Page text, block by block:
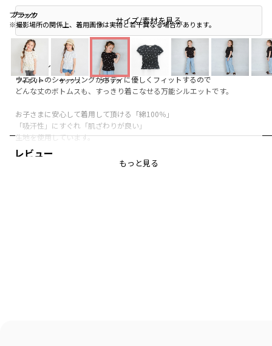
ブラック
※撮影場所の関係上、着用画像は実物と若干異なる場合があります。
ブラック
ブラック
アイボリー サックス ブラック
レビュー
サイズ/素材を見る
■商品ポイント
ウエストのシャーリングがボディに優しくフィットするので
どんな丈のボトムスも、すっきり着こなせる万能シルエットです。
お子さまに安心して着用して頂ける「綿100％」
「吸汗性」にすぐれ「肌ざわりが良い」
生地を使用しています。
■素材
もっと見る